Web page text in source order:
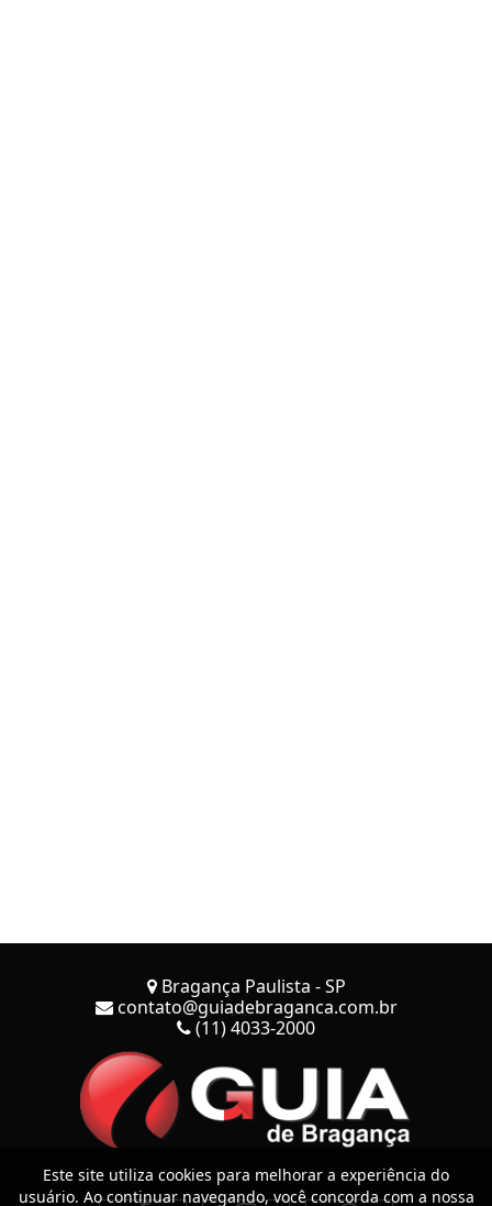
Bragança Paulista - SP
contato@guiadebraganca.com.br
(11) 4033-2000
Este site utiliza cookies para melhorar a experiência do
usuário. Ao continuar navegando, você concorda com a nossa